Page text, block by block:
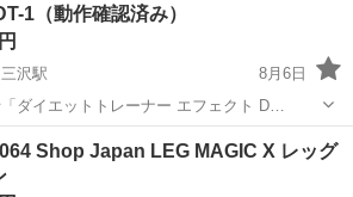
1（動作確認済み）
沢駅
8月6日
「ダイエットトレーナー エフェクト D…
Shop Japan LEG MAGIC X レッグ